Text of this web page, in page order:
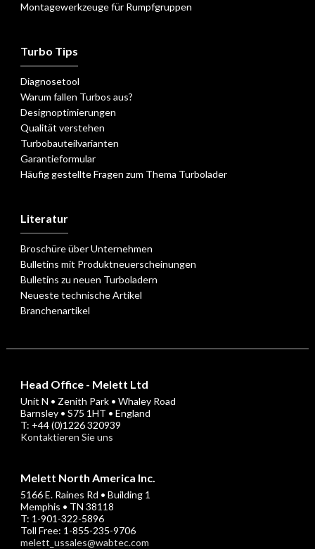
Montagewerkzeuge für Rumpfgruppen
Turbo Tips
Diagnosetool
Warum fallen Turbos aus?
Designoptimierungen
Qualität verstehen
Turbobauteilvarianten
Garantieformular
Häufig gestellte Fragen zum Thema Turbolader
Literatur
Broschüre über Unternehmen
Bulletins mit Produktneuerscheinungen
Bulletins zu neuen Turboladern
Neueste technische Artikel
Branchenartikel
Head Office - Melett Ltd
Unit N • Zenith Park • Whaley Road
Barnsley • S75 1HT • England
T: +44 (0)1226 320939
Kontaktieren Sie uns
Melett North America Inc.
5166 E. Raines Rd • Building 1
Memphis • TN 38118
T: 1-901-322-5896
Toll Free: 1-855-235-9706
melett_ussales@wabtec.com